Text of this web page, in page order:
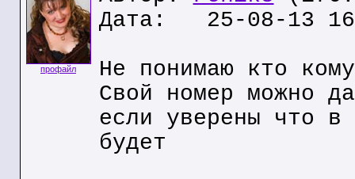
профайл
Дата: 25-08-13
Не понимаю кто
Свой номер можно
если уверены что в
будет